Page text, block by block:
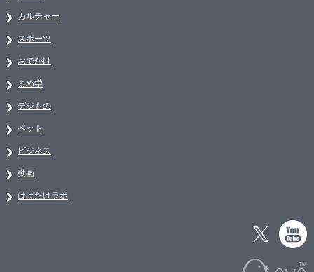
カルチャー
スポーツ
おでかけ
まめ学
デジもの
ペット
ビジネス
動画
はばたけラボ